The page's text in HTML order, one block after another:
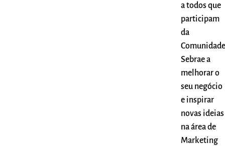
a todos que
participam
da
Comunidade
Sebrae a
melhorar o
seu negócio
e inspirar
novas ideias
na área de
Marketing